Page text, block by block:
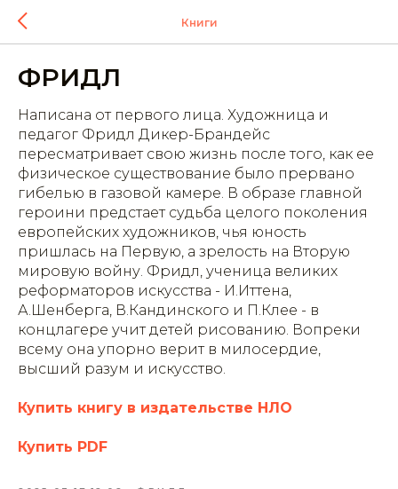
Книги
ФРИДЛ
Написана от первого лица. Художница и
педагог Фридл Дикер-Брандейс
пересматривает свою жизнь после того, как ее
физическое существование было прервано
гибелью в газовой камере. В образе главной
героини предстает судьба целого поколения
европейских художников, чья юность
пришлась на Первую, а зрелость на Вторую
мировую войну. Фридл, ученица великих
реформаторов искусства - И.Иттена,
А.Шенберга, В.Кандинского и П.Клее - в
концлагере учит детей рисованию. Вопреки
всему она упорно верит в милосердие,
высший разум и искусство.
Купить книгу в издательстве НЛО
Купить PDF